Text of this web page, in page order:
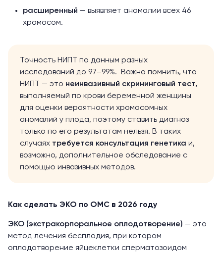
расширенный — выявляет аномалии всех 46
хромосом.
Точность НИПТ по данным разных
исследований до 97–99%. Важно помнить, что
НИПТ — это неинвазивный скрининговый тест,
выполняемый по крови беременной женщины
для оценки вероятности хромосомных
аномалий у плода, поэтому ставить диагноз
только по его результатам нельзя. В таких
случаях требуется консультация генетика и,
возможно, дополнительное обследование с
помощью инвазивных методов.
Как сделать ЭКО по ОМС в 2026 году
ЭКО (экстракорпоральное оплодотворение) — это
метод лечения бесплодия, при котором
оплодотворение яйцеклетки сперматозоидом